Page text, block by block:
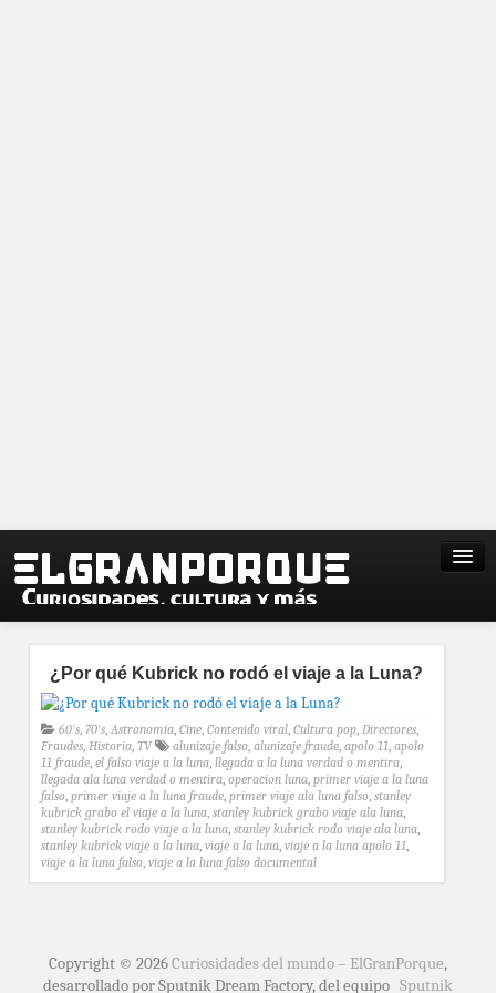
¿Por qué Kubrick no rodó el viaje a la Luna?
60's, 70's, Astronomía, Cine, Contenido viral, Cultura pop, Directores,
Fraudes, Historia, TV alunizaje falso, alunizaje fraude, apolo 11, apolo
11 fraude, el falso viaje a la luna, llegada a la luna verdad o mentira,
llegada ala luna verdad o mentira, operacion luna, primer viaje a la luna
falso, primer viaje a la luna fraude, primer viaje ala luna falso, stanley
kubrick grabo el viaje a la luna, stanley kubrick grabo viaje ala luna,
stanley kubrick rodo viaje a la luna, stanley kubrick rodo viaje ala luna,
stanley kubrick viaje a la luna, viaje a la luna, viaje a la luna apolo 11,
viaje a la luna falso, viaje a la luna falso documental
Copyright © 2026Curiosidades del mundo – ElGranPorque,
desarrollado por Sputnik Dream Factory, del equipo Sputnik